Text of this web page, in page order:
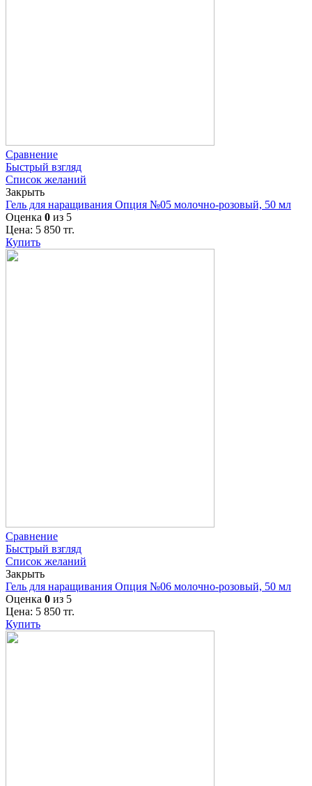
Сравнение
Быстрый взгляд
Список желаний
Закрыть
Гель для наращивания Опция №05 молочно-розовый, 50 мл
Оценка 0 из 5
Цена: 5 850 тг.
Купить
Сравнение
Быстрый взгляд
Список желаний
Закрыть
Гель для наращивания Опция №06 молочно-розовый, 50 мл
Оценка 0 из 5
Цена: 5 850 тг.
Купить